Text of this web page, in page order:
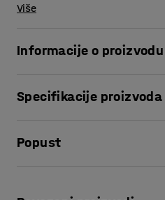
Više
Informacije o proizvodu
Veliki izbor praktičnog
Radni stol ima čvrstu radnu
Specifikacije proizvoda
Širina: 760
Ručno podešavanje
Popust